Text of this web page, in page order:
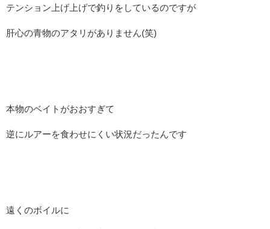
テンション上げ上げで釣りをしているのですが
肝心の青物のアタリがありません(笑)
本物のベイトがおおすぎて
逆にルアーを食わせにくい状況だったんです
遠くのボイルに